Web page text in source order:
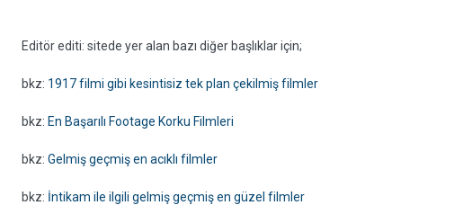
Editör editi: sitede yer alan bazı diğer başlıklar için;
bkz: 1917 filmi gibi kesintisiz tek plan çekilmiş filmler
bkz: En Başarılı Footage Korku Filmleri
bkz: Gelmiş geçmiş en acıklı filmler
bkz: İntikam ile ilgili gelmiş geçmiş en güzel filmler